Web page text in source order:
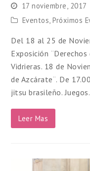
17 noviembre, 2017
Eventos,Próximos
Del 18 al 25 de
Exposición
Vidrieras. 18 de
de Azcárate¨. De
jitsu brasileño.
Leer Mas